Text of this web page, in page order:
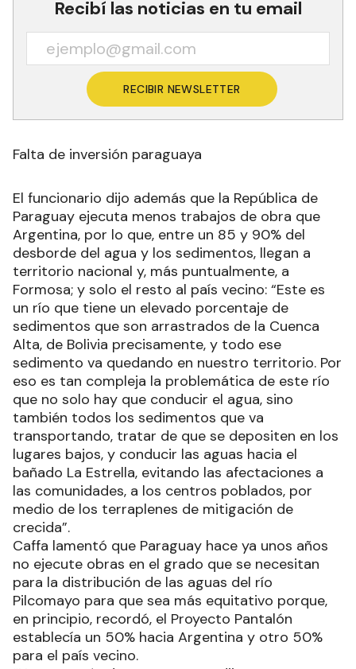
Recibí las noticias en tu email
RECIBIR NEWSLETTER
Falta de inversión paraguaya
El funcionario dijo además que la República de
Paraguay ejecuta menos trabajos de obra que
Argentina, por lo que, entre un 85 y 90% del
desborde del agua y los sedimentos, llegan a
territorio nacional y, más puntualmente, a
Formosa; y solo el resto al país vecino: “Este es
un río que tiene un elevado porcentaje de
sedimentos que son arrastrados de la Cuenca
Alta, de Bolivia precisamente, y todo ese
sedimento va quedando en nuestro territorio. Por
eso es tan compleja la problemática de este río
que no solo hay que conducir el agua, sino
también todos los sedimentos que va
transportando, tratar de que se depositen en los
lugares bajos, y conducir las aguas hacia el
bañado La Estrella, evitando las afectaciones a
las comunidades, a los centros poblados, por
medio de los terraplenes de mitigación de
crecida”.
Caffa lamentó que Paraguay hace ya unos años
no ejecute obras en el grado que se necesitan
para la distribución de las aguas del río
Pilcomayo para que sea más equitativo porque,
en principio, recordó, el Proyecto Pantalón
establecía un 50% hacia Argentina y otro 50%
para el país vecino.